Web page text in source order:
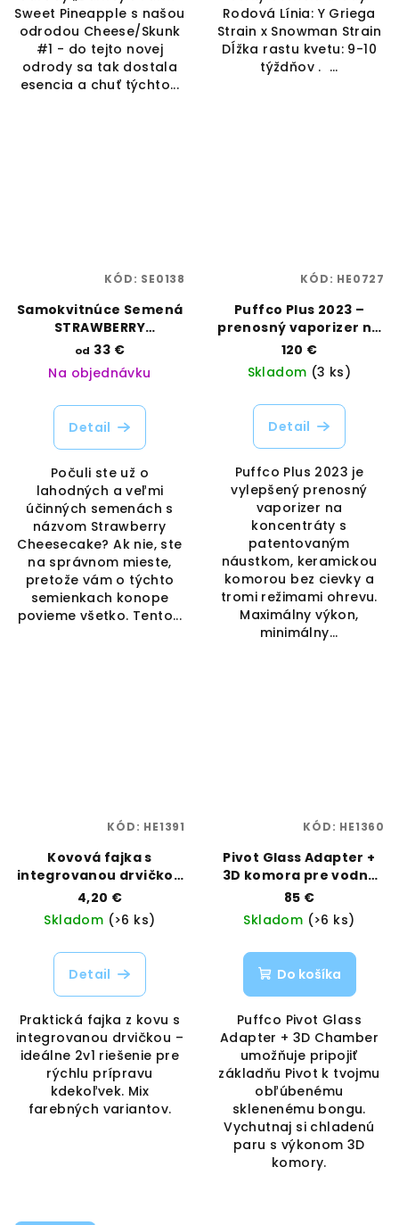
Sweet Pineapple s našou
odrodou Cheese/Skunk
#1 - do tejto novej
odrody sa tak dostala
esencia a chuť týchto...
Rodová Línia: Y Griega
Strain x Snowman Strain
Dĺžka rastu kvetu: 9-10
týždňov . ...
Samokvitnúce Semená
STRAWBERRY
CHEESECAKE AUTO |
HUMBOLDT SEED
COMPANY
od 33 €
Na objednávku
Detail
Počuli ste už o
lahodných a veľmi
účinných semenách s
názvom Strawberry
Cheesecake? Ak nie, ste
na správnom mieste,
pretože vám o týchto
semienkach konope
povieme všetko. Tento...
KÓD: SE0138
Puffco Plus 2023 –
prenosný vaporizer na
koncentráty | Puffco |
Vaporama
120 €
Skladom (3 ks)
Detail
Puffco Plus 2023 je
vylepšený prenosný
vaporizer na
koncentráty s
patentovaným
náustkom, keramickou
komorou bez cievky a
tromi režimami ohrevu.
Maximálny výkon,
minimálny...
KÓD: HE0727
Kovová fajka s
integrovanou drvičkou
– mix farieb | Best Buds
| Vaporama
4,20 €
Skladom (>6 ks)
Detail
Praktická fajka z kovu s
integrovanou drvičkou –
ideálne 2v1 riešenie pre
rýchlu prípravu
kdekoľvek. Mix
farebných variantov.
KÓD: HE1391
Pivot Glass Adapter +
3D komora pre vodné
bonga | Puffco |
Vaporama
85 €
Skladom (>6 ks)
Do košíka
Puffco Pivot Glass
Adapter + 3D Chamber
umožňuje pripojiť
základňu Pivot k tvojmu
obľúbenému
sklenenému bongu.
Vychutnaj si chladenú
paru s výkonom 3D
komory.
KÓD: HE1360